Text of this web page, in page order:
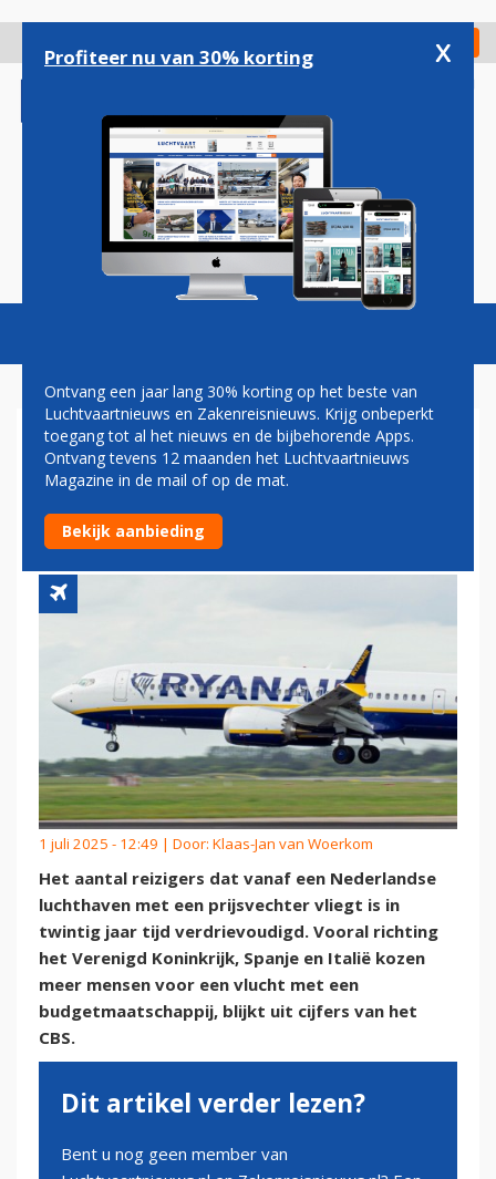
gaan
Check in
Magazine Podcasts Vacatures
PRIJSVECHTERS STEEDS
MEER INGEBURGERD, MAAR
VERSCHILLEN VERVAGEN
1 juli 2025 - 12:49 | Door: Klaas-Jan van Woerkom
Het aantal reizigers dat vanaf een Nederlandse
luchthaven met een prijsvechter vliegt is in
twintig jaar tijd verdrievoudigd. Vooral richting
het Verenigd Koninkrijk, Spanje en Italië kozen
meer mensen voor een vlucht met een
budgetmaatschappij, blijkt uit cijfers van het
CBS.
Dit artikel verder lezen?
Bent u nog geen member van
Profiteer nu van 30% korting x
Ontvang een jaar lang 30% korting op het beste van
Luchtvaartnieuws en Zakenreisnieuws. Krijg onbeperkt
toegang tot al het nieuws en de bijbehorende Apps.
Ontvang tevens 12 maanden het Luchtvaartnieuws
Magazine in de mail of op de mat.
Bekijk aanbieding